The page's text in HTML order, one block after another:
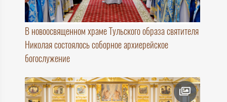
В новоосвященном храме Тульского образа святителя
Николая состоялось соборное архиерейское
богослужение